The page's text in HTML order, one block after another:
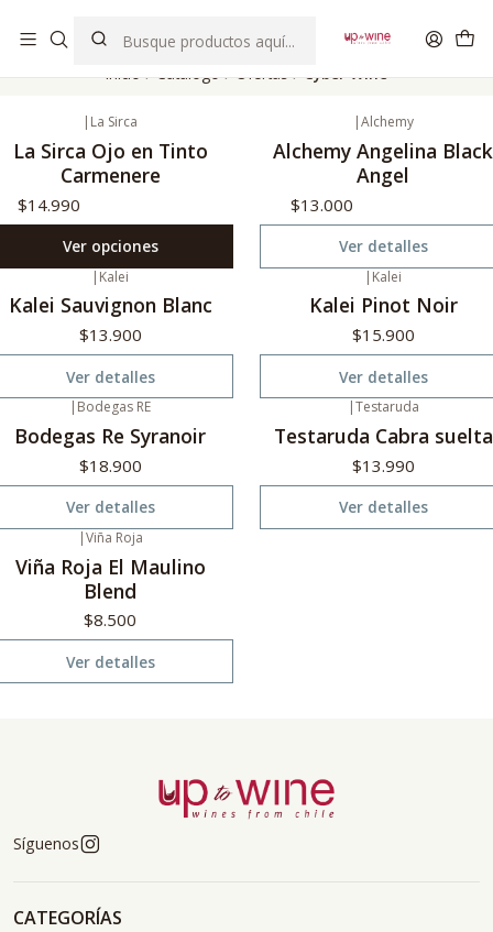
Inicio Catálogo Ofertas Cyber Wine
| La Sirca
La Sirca Ojo en Tinto
Carmenere
$14.990
Ver opciones
|Alchemy
Alchemy Angelina Black
Angel
$13.000
Ver detalles
| Kalei
Kalei Sauvignon Blanc
$13.900
Ver detalles
| Kalei
Kalei Pinot Noir
$15.900
Ver detalles
disponible
| Bodegas RE
Bodegas Re Syranoir
$18.900
Ver detalles
|Testaruda
Testaruda Cabra suelta
$13.990
Ver detalles
|Viña Roja
Viña Roja El Maulino
Blend
$8.500
Ver detalles
Síguenos
CATEGORÍAS